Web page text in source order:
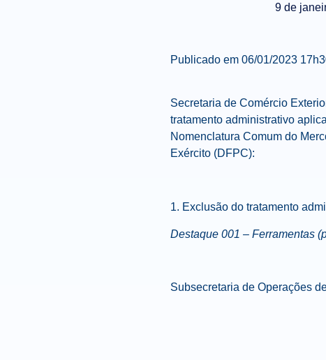
9 de
Publicado em 06/01/2023
Secretaria de Comércio
tratamento administrativo
Nomenclatura Comum do
Exército (DFPC):
1. Exclusão do tratamento
Destaque 001 – Ferramentas
Subsecretaria de Operações